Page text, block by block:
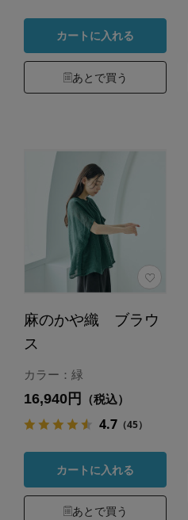
カートに入れる
あとで買う
麻のかや織 ブラウ
ス
カラー：緑
16,940円 （税込）
4.7（45）
カートに入れる
あとで買う